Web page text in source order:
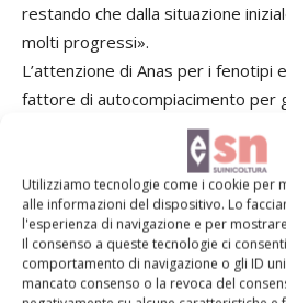
Utilizziamo tecnologie come i cookie per
alle informazioni del dispositivo. Lo
l'esperienza di navigazione e per
Il consenso a queste tecnologie ci
comportamento di navigazione o gli ID
mancato consenso o la revoca del
restando che dalla situazione
molti progressi».
L’attenzione di Anas per i fenotipi
fattore di autocompiacimento per
vi sono motivazioni assai
spiega infatti Maurizio Gallo – aiuta
prodotti ed è anche un elemento
prevenzione di comportamenti
Dal salvataggio allo